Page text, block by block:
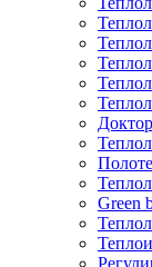
Green